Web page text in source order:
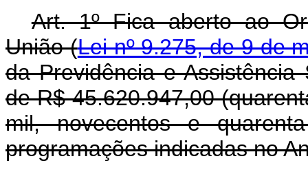
Art. 1º Fica aberto ao
União (Lei nº 9.275, de 9 de
da Previdência e
de R$ 45.620.947,00
mil, novecentos e
programações indicadas no